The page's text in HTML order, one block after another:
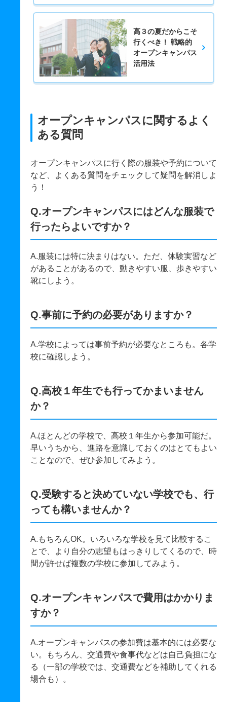
高３の夏だからこそ
行くべき！ 戦略的
オープンキャンパス
活用法
オープンキャンパスに関するよく
ある質問
オープンキャンパスに行く際の服装や予約について
など、よくある質問をチェックして疑問を解消しよ
う！
Q.オープンキャンパスにはどんな服装で
行ったらよいですか？
A.服装には特に決まりはない。ただ、体験実習など
があることがあるので、動きやすい服、歩きやすい
靴にしよう。
Q.事前に予約の必要がありますか？
A.学校によっては事前予約が必要なところも。各学
校に確認しよう。
Q.高校１年生でも行ってかまいません
か？
A.ほとんどの学校で、高校１年生から参加可能だ。
早いうちから、進路を意識しておくのはとてもよい
ことなので、ぜひ参加してみよう。
Q.受験すると決めていない学校でも、行
っても構いませんか？
A.もちろんOK。いろいろな学校を見て比較するこ
とで、より自分の志望もはっきりしてくるので、時
間が許せば複数の学校に参加してみよう。
Q.オープンキャンパスで費用はかかりま
すか？
A.オープンキャンパスの参加費は基本的には必要な
い。もちろん、交通費や食事代などは自己負担にな
る（一部の学校では、交通費などを補助してくれる
場合も）。